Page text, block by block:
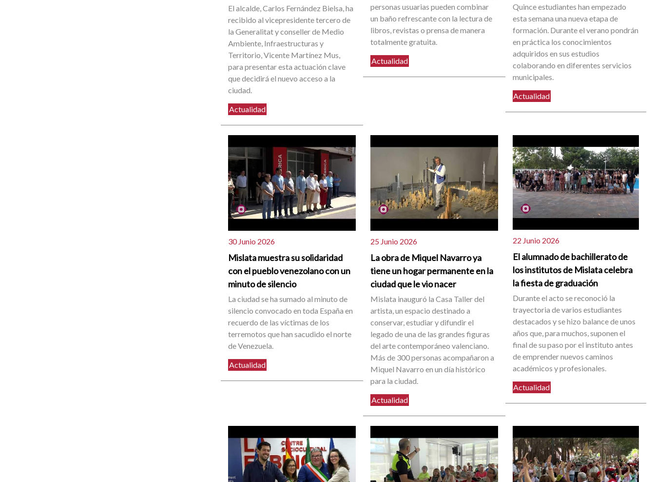
El alcalde, Carlos Fernández Bielsa, ha
recibido al vicepresidente tercero de
la Generalitat y conseller de Medio
Ambiente, Infraestructuras y
Territorio, Vicente Martínez Mus,
para presentar esta actuación clave
que decidirá el nuevo acceso a la
ciudad.
Actualidad
personas usuarias pueden combinar
un baño refrescante con la lectura de
libros, revistas o prensa de manera
totalmente gratuita.
Actualidad
Quince estudiantes han empezado
esta semana una nueva etapa de
formación. Durante el verano pondrán
en práctica los conocimientos
adquiridos en sus estudios
colaborando en diferentes servicios
municipales.
Actualidad
30 Junio 2026
Mislata muestra su solidaridad
con el pueblo venezolano con un
minuto de silencio
La ciudad se ha sumado al minuto de
silencio convocado en toda España en
recuerdo de las víctimas de los
terremotos que han sacudido el norte
de Venezuela.
Actualidad
25 Junio 2026
La obra de Miquel Navarro ya
tiene un hogar permanente en la
ciudad que le vio nacer
Mislata inauguró la Casa Taller del
artista, un espacio destinado a
conservar, estudiar y difundir el
legado de una de las grandes figuras
del arte contemporáneo valenciano.
Más de 300 personas acompañaron a
Miquel Navarro en un día histórico
para la ciudad.
Actualidad
22 Junio 2026
El alumnado de bachillerato de
los institutos de Mislata celebra
la fiesta de graduación
Durante el acto se reconoció la
trayectoria de varios estudiantes
destacados y se hizo balance de unos
años que, para muchos, suponen el
final de su paso por el instituto antes
de emprender nuevos caminos
académicos y profesionales.
Actualidad